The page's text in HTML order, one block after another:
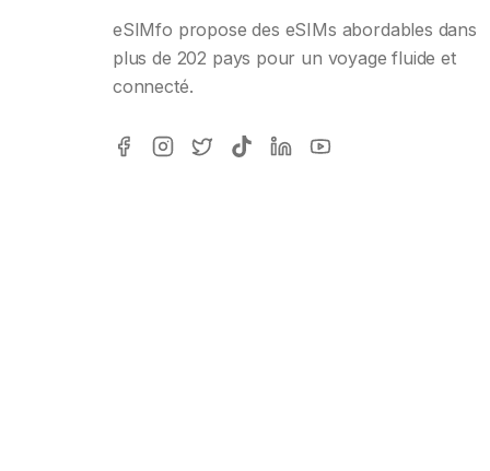
eSIMfo propose des eSIMs abordables dans
plus de 202 pays pour un voyage fluide et
connecté.